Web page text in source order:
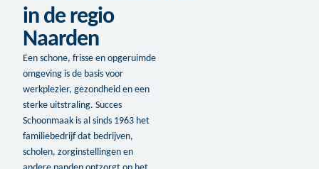
in de regio
Naarden
Een schone, frisse en opgeruimde
omgeving is de basis voor
werkplezier, gezondheid en een
sterke uitstraling. Succes
Schoonmaak is al sinds 1963 het
familiebedrijf dat bedrijven,
scholen, zorginstellingen en